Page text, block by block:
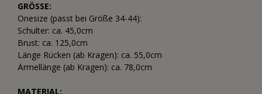
GRÖSSE:
Onesize (passt bei Größe 34-44):
Schulter: ca. 45,0cm
Brust: ca. 125,0cm
Länge Rücken (ab Kragen): ca. 55,0cm
Ärmellänge (ab Kragen): ca. 78,0cm
MATERIAL: